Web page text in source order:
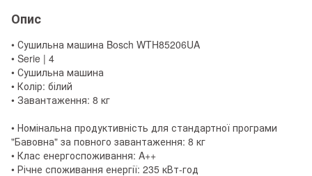
Опис
• Сушильна машина Bosch WTH85206UA
• Serie | 4
• Сушильна машина
• Колір: білий
• Завантаження: 8 кг
• Номінальна продуктивність для стандартної програми
"Бавовна" за повного завантаження: 8 кг
• Клас енергоспоживання: A++
• Річне споживання енергії: 235 кВт-год